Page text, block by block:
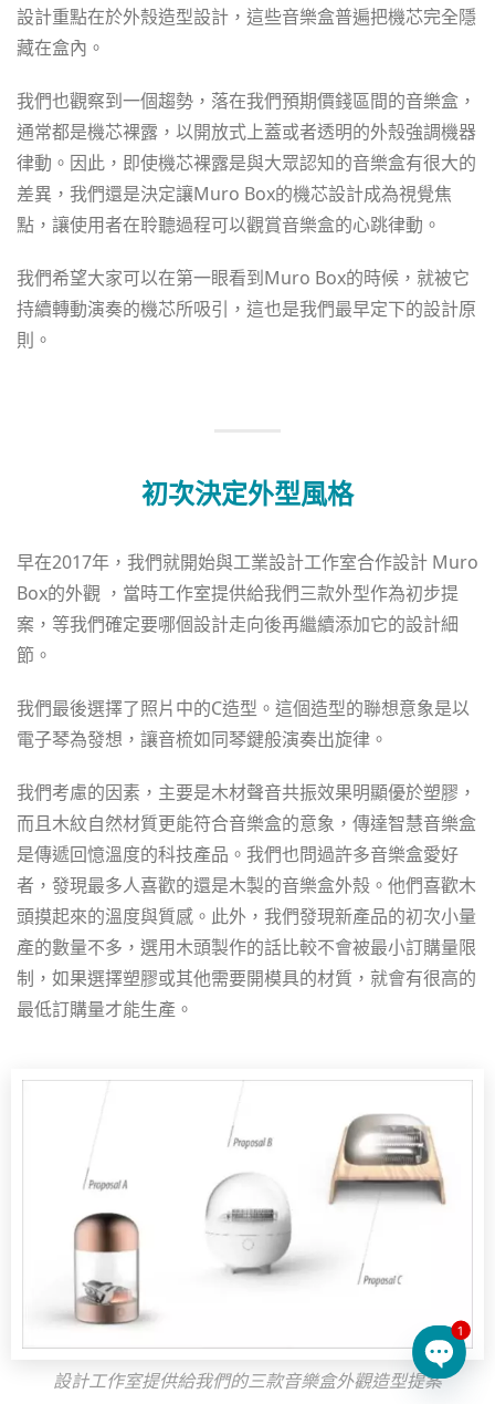
設計重點在於外殼造型設計，這些音樂盒普遍把機芯完全隱
藏在盒內。
我們也觀察到一個趨勢，落在我們預期價錢區間的音樂盒，
通常都是機芯裸露，以開放式上蓋或者透明的外殼強調機器
律動。因此，即使機芯裸露是與大眾認知的音樂盒有很大的
差異，我們還是決定讓Muro Box的機芯設計成為視覺焦
點，讓使用者在聆聽過程可以觀賞音樂盒的心跳律動。
我們希望大家可以在第一眼看到Muro Box的時候，就被它
持續轉動演奏的機芯所吸引，這也是我們最早定下的設計原
則。
初次決定外型風格
早在2017年，我們就開始與工業設計工作室合作設計 Muro
Box的外觀 ，當時工作室提供給我們三款外型作為初步提
案，等我們確定要哪個設計走向後再繼續添加它的設計細
節。
我們最後選擇了照片中的C造型。這個造型的聯想意象是以
電子琴為發想，讓音梳如同琴鍵般演奏出旋律。
我們考慮的因素，主要是木材聲音共振效果明顯優於塑膠，
而且木紋自然材質更能符合音樂盒的意象，傳達智慧音樂盒
是傳遞回憶溫度的科技產品。我們也問過許多音樂盒愛好
者，發現最多人喜歡的還是木製的音樂盒外殼。他們喜歡木
頭摸起來的溫度與質感。此外，我們發現新產品的初次小量
產的數量不多，選用木頭製作的話比較不會被最小訂購量限
制，如果選擇塑膠或其他需要開模具的材質，就會有很高的
最低訂購量才能生產。
設計工作室提供給我們的三款音樂盒外觀造型提案
1